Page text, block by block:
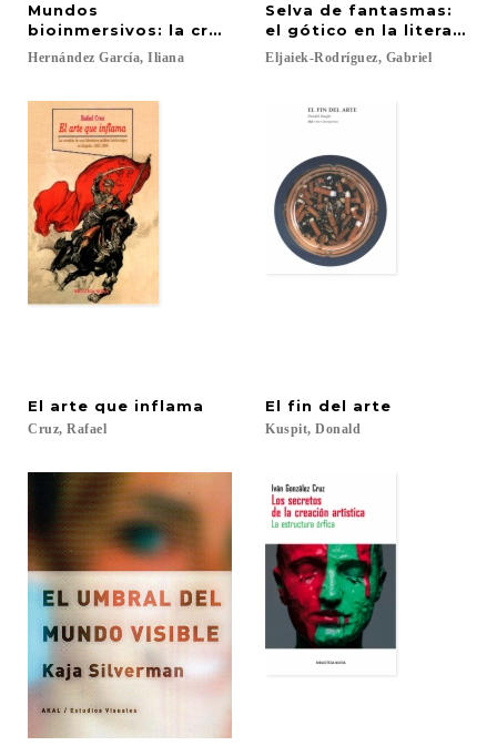
Mundos
bioinmersivos: la creatividad en evolución
Hernández García, Iliana
Selva de fantasmas:
el gótico en la literatura
Eljaiek-Rodríguez, Gabriel
El arte que inflama
Cruz, Rafael
El fin del arte
Kuspit, Donald